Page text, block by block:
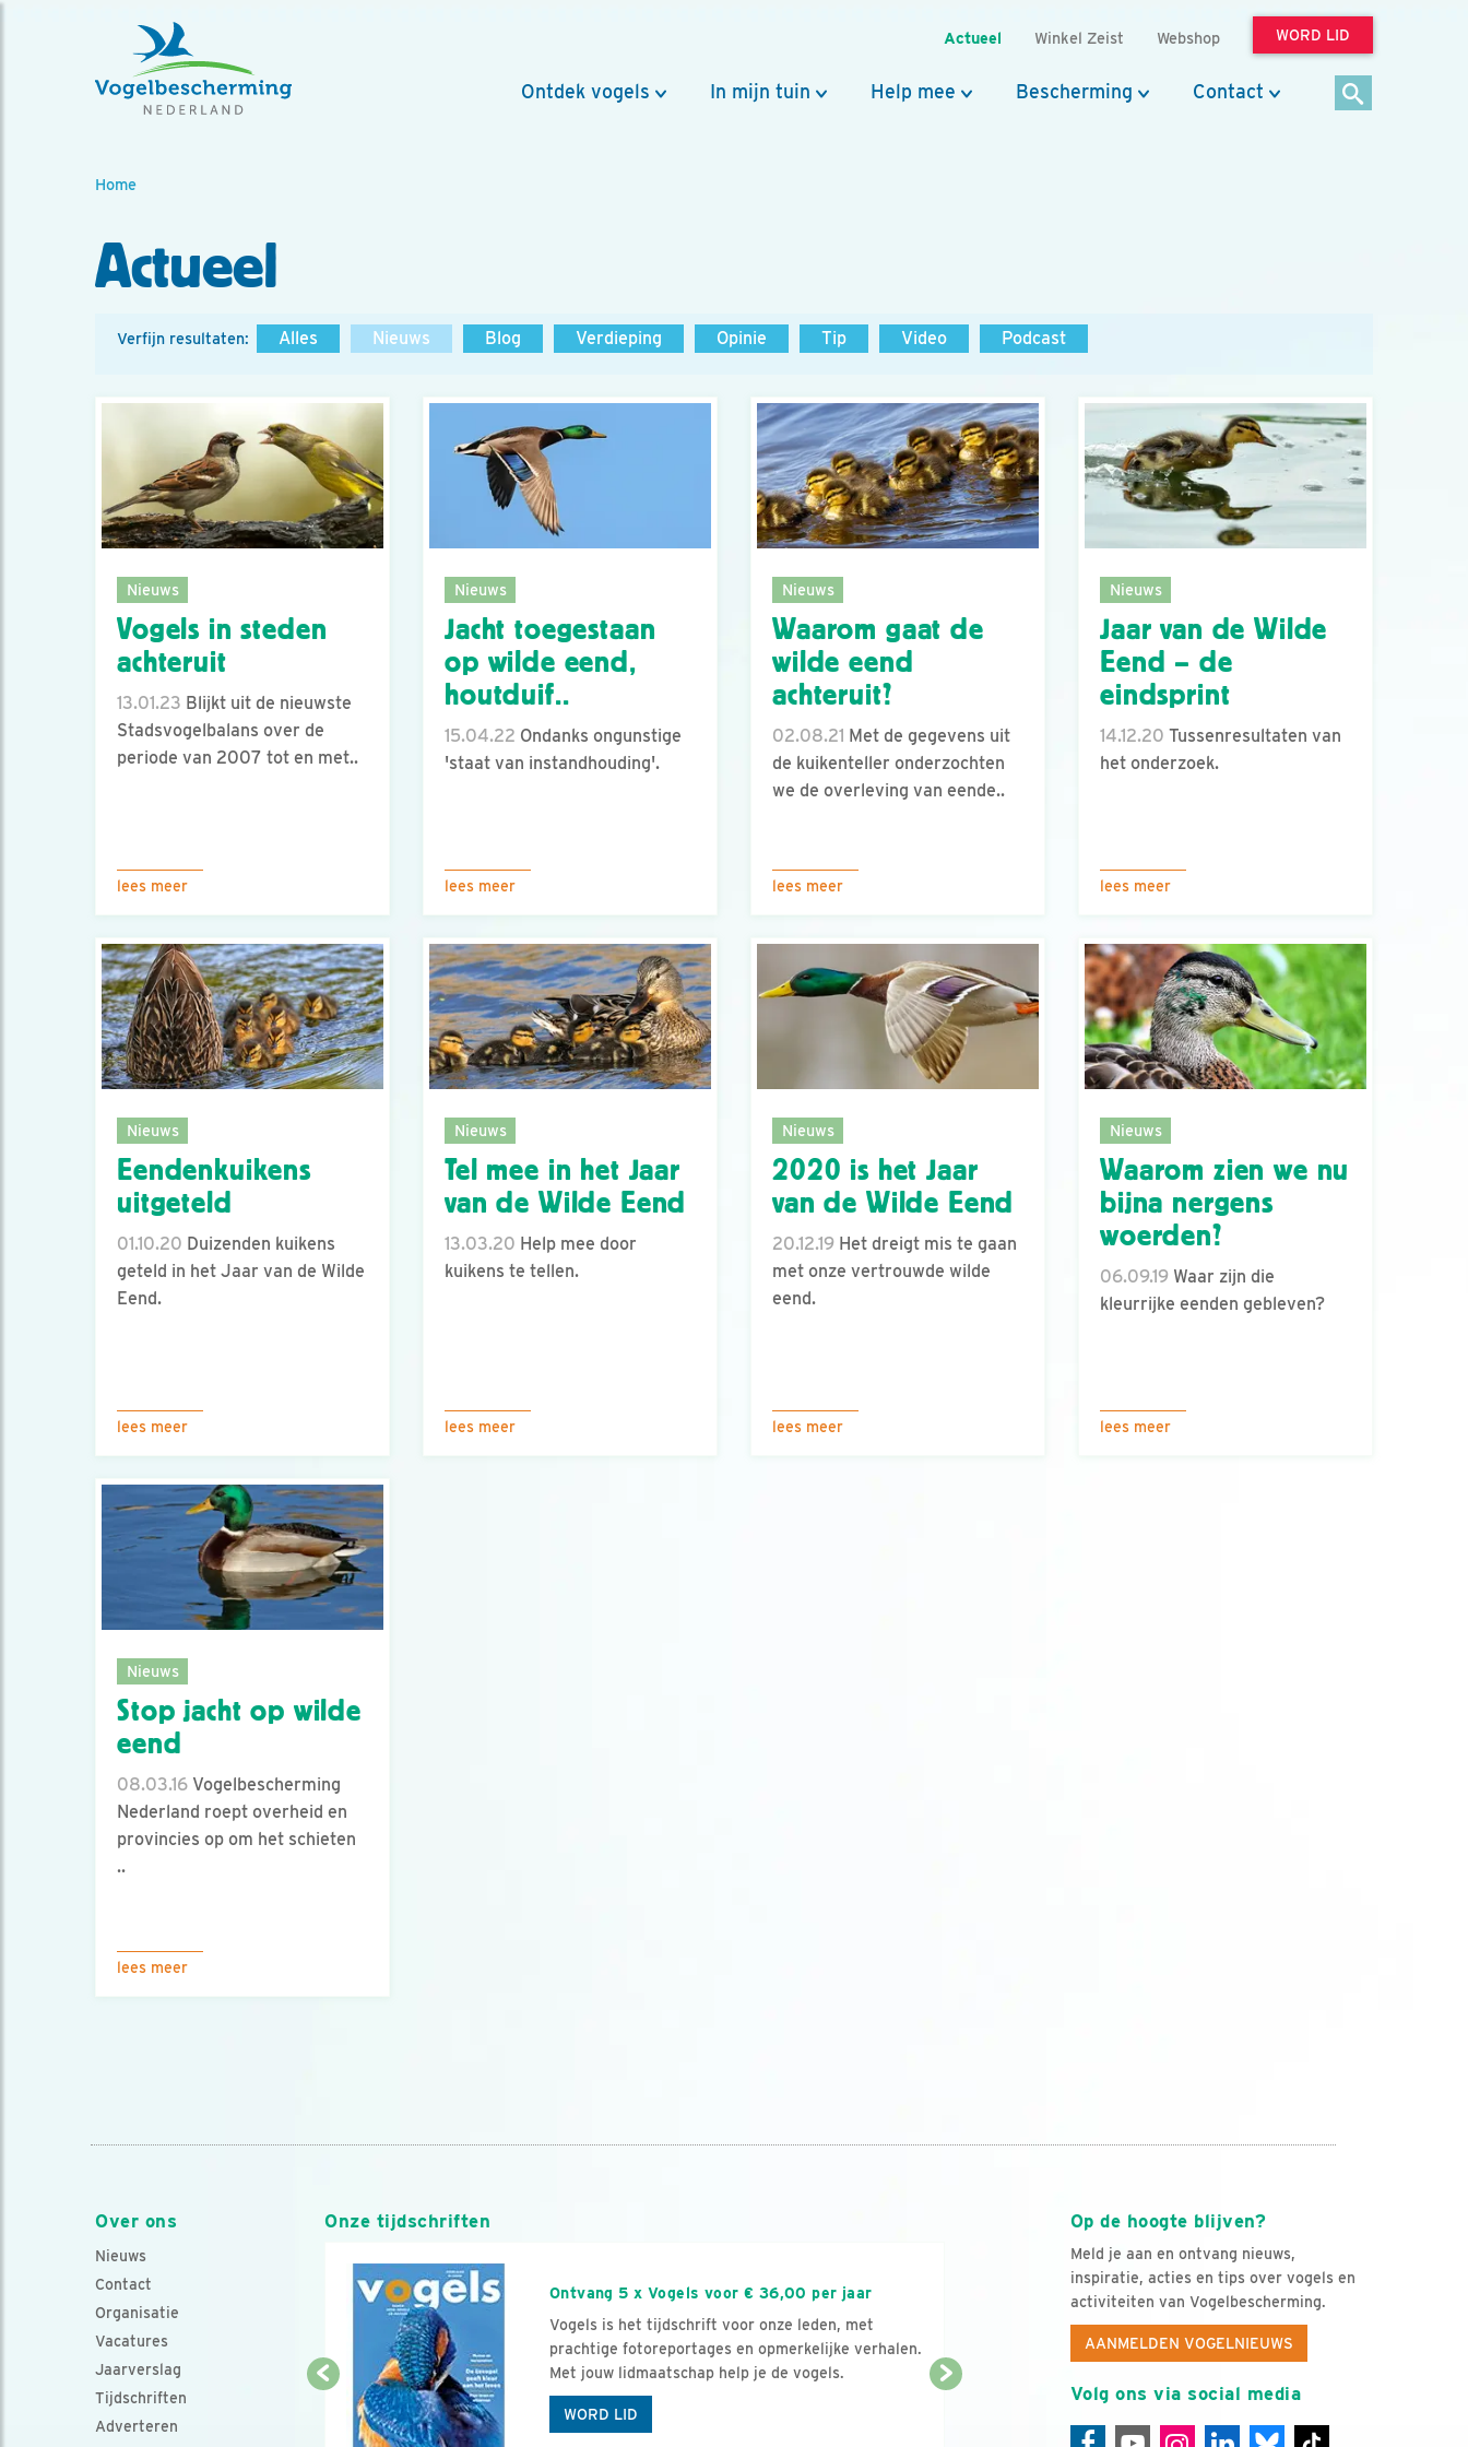
Actueel Winkel Zeist Webshop WORD LID
Ontdek vogels In mijn tuin Help mee Bescherming Contact
Home
Actueel
Verfijn resultaten: Alles Nieuws Blog Verdieping Opinie Tip Video Podcast
Nieuws
Vogels in steden
achteruit
13.01.23 Blijkt uit de nieuwste
Stadsvogelbalans over de
periode van 2007 tot en met..
lees meer
Nieuws
Jacht toegestaan
op wilde eend,
houtduif..
15.04.22 Ondanks ongunstige
'staat van instandhouding'.
lees meer
Nieuws
Waarom gaat de
wilde eend
achteruit?
02.08.21 Met de gegevens uit
de kuikenteller onderzochten
we de overleving van eende..
lees meer
Nieuws
Jaar van de Wilde
Eend – de
eindsprint
14.12.20 Tussenresultaten van
het onderzoek.
lees meer
Nieuws
Eendenkuikens
uitgeteld
01.10.20 Duizenden kuikens
geteld in het Jaar van de Wilde
Eend.
lees meer
Nieuws
Tel mee in het Jaar
van de Wilde Eend
13.03.20 Help mee door
kuikens te tellen.
lees meer
Nieuws
2020 is het Jaar
van de Wilde Eend
20.12.19 Het dreigt mis te gaan
met onze vertrouwde wilde
eend.
lees meer
Nieuws
Waarom zien we nu
bijna nergens
woerden?
06.09.19 Waar zijn die
kleurrijke eenden gebleven?
lees meer
Nieuws
Stop jacht op wilde
eend
08.03.16 Vogelbescherming
Nederland roept overheid en
provincies op om het schieten
..
lees meer
Over ons
Nieuws
Contact
Organisatie
Vacatures
Jaarverslag
Tijdschriften
Adverteren
Op de hoogte blijven?
Meld je aan en ontvang nieuws,
inspiratie, acties en tips over vogels en
activiteiten van Vogelbescherming.
AANMELDEN VOGELNIEUWS
Volg ons via social media
Onze tijdschriften
Ontvang 5 x Vogels voor € 36,00 per jaar
Vogels is het tijdschrift voor onze leden, met
prachtige fotoreportages en opmerkelijke verhalen.
Met jouw lidmaatschap help je de vogels.
WORD LID